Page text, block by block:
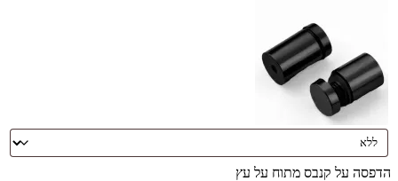
הדפסה על קנבס מתוח על עץ